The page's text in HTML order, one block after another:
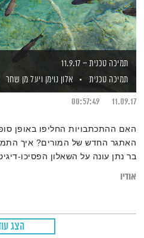
תמיכה טכנית – 11.9.17
תמיכה טכנית
אלון נוימן ויעל מן שחר
11.09.17
00:57:49
האם ההתכתבויות החליפו באופן
האתגר החדש של המורים? איך
בר נתן עונה על השאלון הפסיכו-
אודיו
הצג